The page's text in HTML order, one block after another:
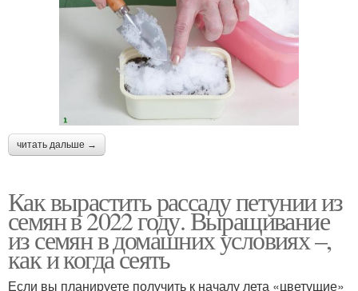
читать дальше →
Как вырастить рассаду петунии из
семян в 2022 году. Выращивание
из семян в домашних условиях –,
как и когда сеять
Если вы планируете получить к началу лета «цветущие»